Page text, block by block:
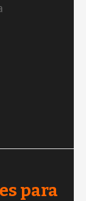
para